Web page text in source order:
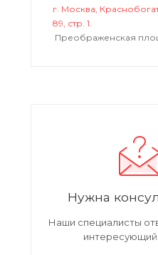
г. Москва,
89, стр. 1.
Преображенская
Нужна
Наши специалисты